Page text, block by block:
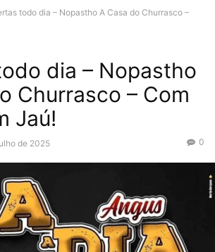
todo dia – Nopastho A Casa do Churrasco –
dia – Nopastho
Churrasco – Com
Jaú!
de 2025 0